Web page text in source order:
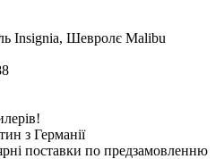
Insignia, Шевролє Malibu
з Германії
поставки по предзамовленню